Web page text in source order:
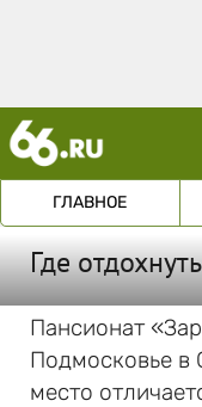
ГЛАВНОЕ
Где
Пансионат
Подмосковье в
место